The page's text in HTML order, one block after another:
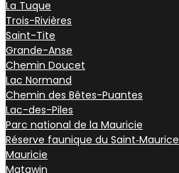
La Tuque
Trois-Rivières
Saint-Tite
Grande-Anse
Chemin Doucet
Lac Normand
Chemin des Bêtes-Puantes
Lac-des-Piles
Parc national de la Mauricie
Réserve faunique du Saint‑Maurice
Mauricie
Matawin